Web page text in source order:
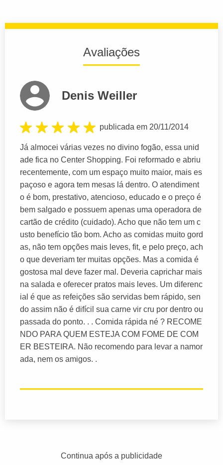
Avaliações
Denis Weiller
publicada em 20/11/2014
Já almocei várias vezes no divino fogão, essa unid
ade fica no Center Shopping. Foi reformado e abriu
recentemente, com um espaço muito maior, mais es
paçoso e agora tem mesas lá dentro. O atendiment
o é bom, prestativo, atencioso, educado e o preço é
bem salgado e possuem apenas uma operadora de
cartão de crédito (cuidado). Acho que não tem um c
usto benefício tão bom. Acho as comidas muito gord
as, não tem opções mais leves, fit, e pelo preço, ach
o que deveriam ter muitas opções. Mas a comida é
gostosa mal deve fazer mal. Deveria caprichar mais
na salada e oferecer pratos mais leves. Um diferenc
ial é que as refeições são servidas bem rápido, sen
do assim não é difícil sua carne vir cru por dentro ou
passada do ponto. . . Comida rápida né ? RECOME
NDO PARA QUEM ESTEJA COM FOME DE COM
ER BESTEIRA. Não recomendo para levar a namor
ada, nem os amigos. .
Continua após a publicidade